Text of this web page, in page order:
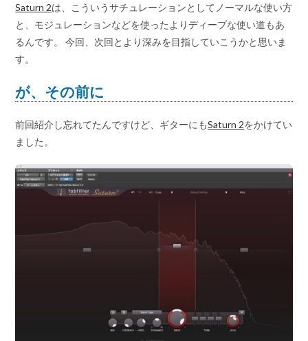
Saturn 2は、こういうサチュレーションとしてノーマルな使い方
と、モジュレーションなどを使ったよりディープな使い道もあ
るんです。 今回、次回とより深みを目指していこうかと思いま
す。
が、その前に
前回紹介し忘れてたんですけど、ギターにもSaturn 2をかけてい
ました。